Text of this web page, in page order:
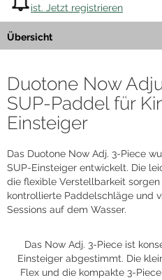
ist. Jetzt registrieren
Übersicht
Duotone Now
SUP-Paddel für
Einsteiger
Das Duotone Now Adj. 3-Piece
SUP-Einsteiger entwickelt. Die
die flexible Verstellbarkeit
kontrollierte Paddelschläge und
Sessions auf dem Wasser.
Das Now Adj. 3-Piece ist
Einsteiger abgestimmt. Die
Flex und die kompakte 3-